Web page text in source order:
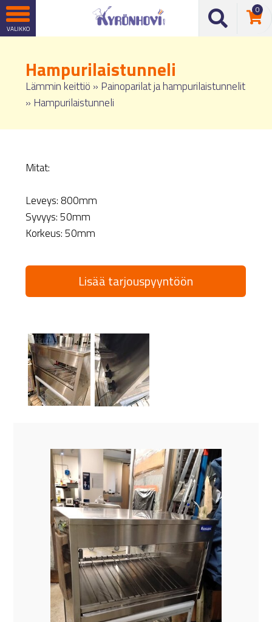
0
Hampurilaistunneli
Lämmin keittiö » Painoparilat ja hampurilaistunnelit
» Hampurilaistunneli
Mitat:
Leveys: 800mm
Syvyys: 50mm
Korkeus: 50mm
Lisää tarjouspyyntöön